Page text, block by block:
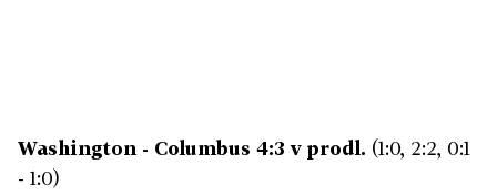
Washington - Columbus 4:3 v prodl. (1:0, 2:2, 0:1
- 1:0)